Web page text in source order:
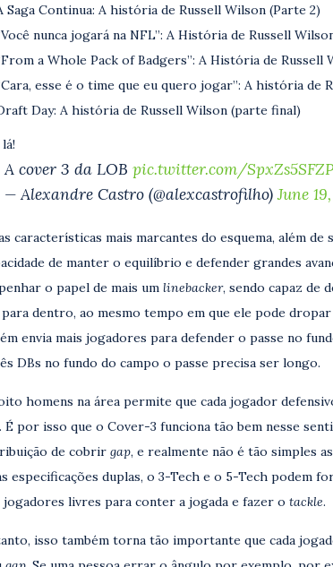
Saga Continua: A história de Russell Wilson (Parte 2)
nunca jogará na NFL”: A História de Russell
a Whole Pack of Badgers”: A História de Russell
esse é o time que eu quero jogar”: A história de
Day: A história de Russell Wilson (parte final)
A cover 3 da LOB pic.twitter.com/SpxZs5SFZP
— Alexandre Castro (@alexcastrofilho)June
características mais marcantes do esquema, além
de manter o equilíbrio e defender grandes
o papel de mais um linebacker, sendo capaz de
dentro, ao mesmo tempo em que ele pode
envia mais jogadores para defender o passe no
DBs no fundo do campo o passe precisa ser longo.
homens na área permite que cada jogador
É por isso que o Cover-3 funciona tão bem nesse
de cobrir gap, e realmente não é tão simples
especificações duplas, o 3-Tech e o 5-Tech podem
livres para conter a jogada e fazer o tackle.
isso também torna tão importante que cada